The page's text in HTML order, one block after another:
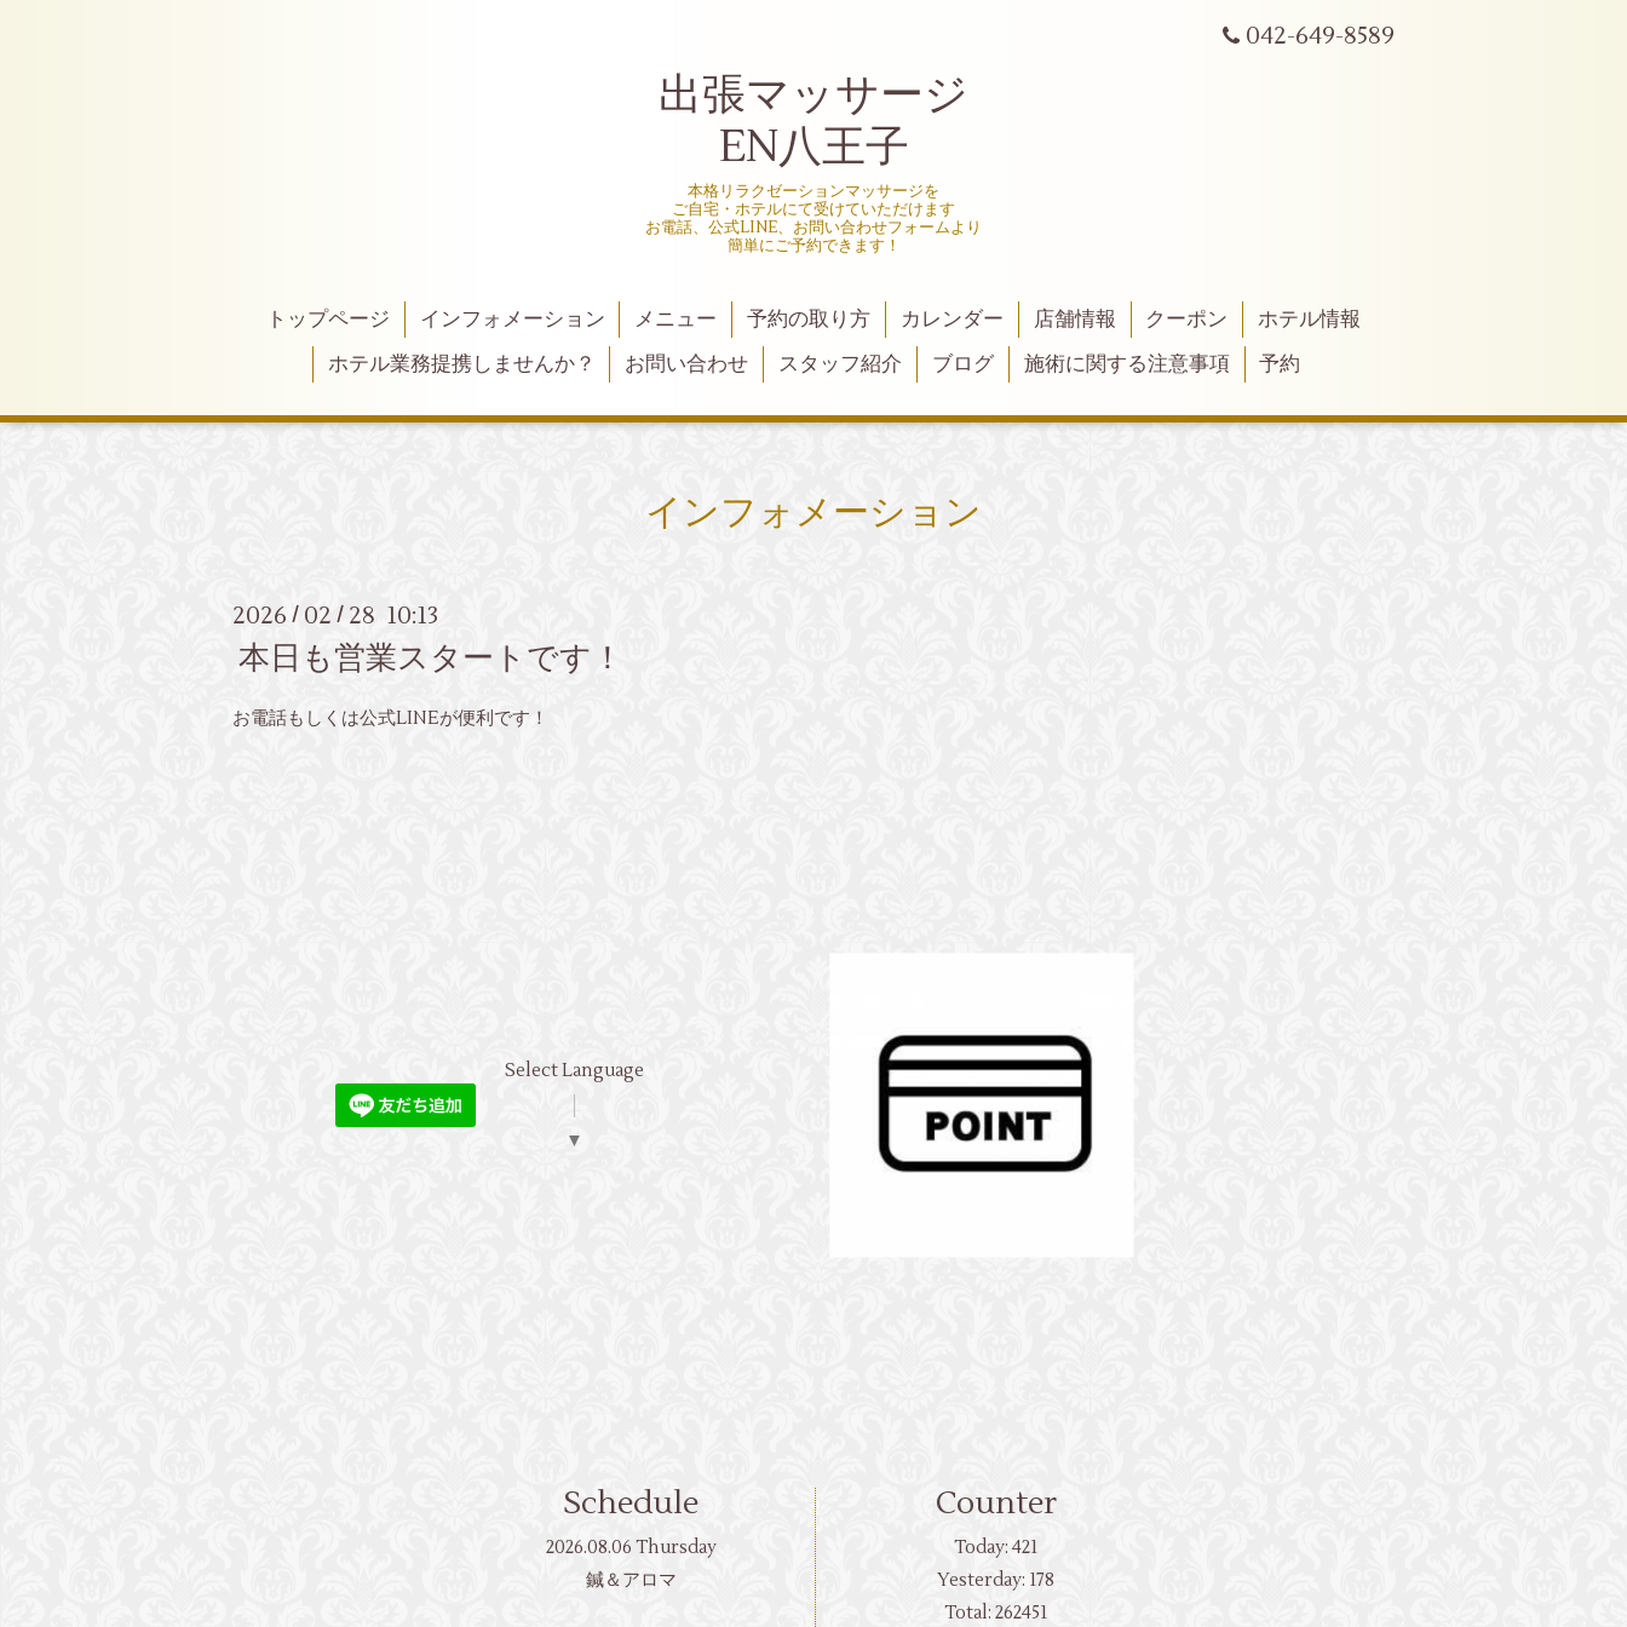
042-649-8589
出張マッサージ
EN八王子
本格リラクゼーションマッサージを
ご自宅・ホテルにて受けていただけます
お電話、公式LINE、お問い合わせフォームより
簡単にご予約できます！
トップページ インフォメーション メニュー 予約の取り方 カレンダー 店舗情報 クーポン
ホテル情報
ホテル業務提携しませんか？
お問い合わせ スタッフ紹介 ブログ 施術に関する注意事項 予約
インフォメーション
2026 / 02 / 28 10:13
本日も営業スタートです！
お電話もしくは公式LINEが便利です！
Select Language
▼
Schedule
2026.08.06 Thursday
鍼＆アロマ
Counter
Today:421
Yesterday: 178
Total:262451